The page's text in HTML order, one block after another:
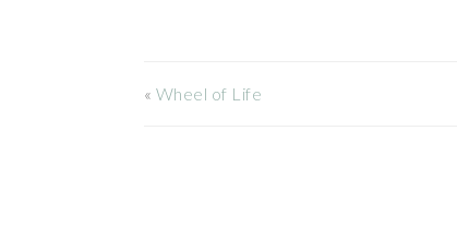
« Wheel of Life